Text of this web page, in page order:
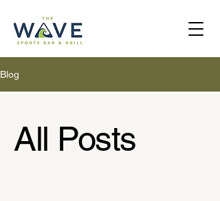
Blog
All Posts